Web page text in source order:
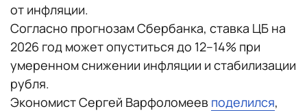
от инфляции.
Согласно прогнозам Сбербанка, ставка ЦБ на
2026 год может опуститься до 12–14% при
умеренном снижении инфляции и стабилизации
рубля.
Экономист Сергей Варфоломеев поделился,